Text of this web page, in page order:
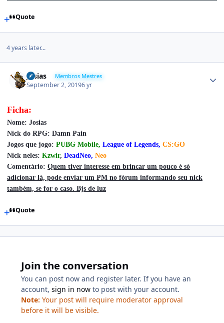
Quote
4 years later...
Josias Membros Mestres
September 2, 20196 yr
Ficha:
Nome: Josias
Nick do RPG: Damn Pain
Jogos que jogo: PUBG Mobile, League of Legends, CS:GO
Nick neles: Kzwir, DeadNeo, Neo
Comentário: Quem tiver interesse em brincar um pouco é só
adicionar lá, pode enviar um PM no fórum informando seu nick
também, se for o caso. Bjs de luz
Quote
Join the conversation
You can post now and register later. If you have an
account, sign in now to post with your account.
Note: Your post will require moderator approval
before it will be visible.